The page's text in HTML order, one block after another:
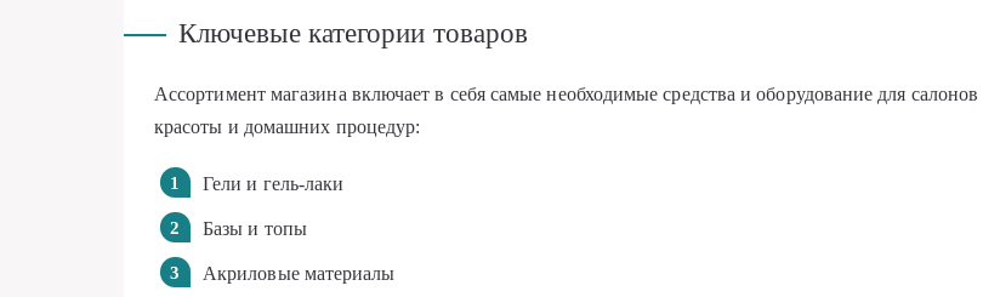
Ключевые категории товаров
Ассортимент магазина включает в себя самые необходимые средства и оборудование для салонов
красоты и домашних процедур:
Гели и гель-лаки
Базы и топы
Акриловые материалы